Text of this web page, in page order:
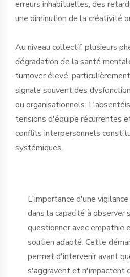
erreurs inhabituelles, des
une diminution de la créativité
Au niveau collectif, plusieurs
dégradation de la santé
turnover élevé,
signale souvent des
ou organisationnels.
tensions d'équipe récurrentes
conflits interpersonnels
systémiques.
L'importance d'une
dans la capacité à observer
questionner avec empathie
soutien adapté. Cette
permet d'intervenir avant
s'aggravent et n'impactent